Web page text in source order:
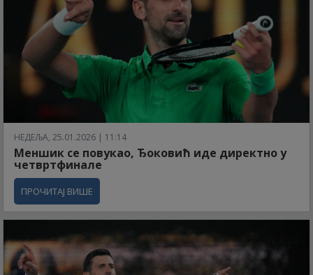
НЕДЕЉА, 25.01.2026 | 11:14
Меншик се повукао, Ђоковић иде директно у
четвртфинале
ПРОЧИТАЈ ВИШЕ